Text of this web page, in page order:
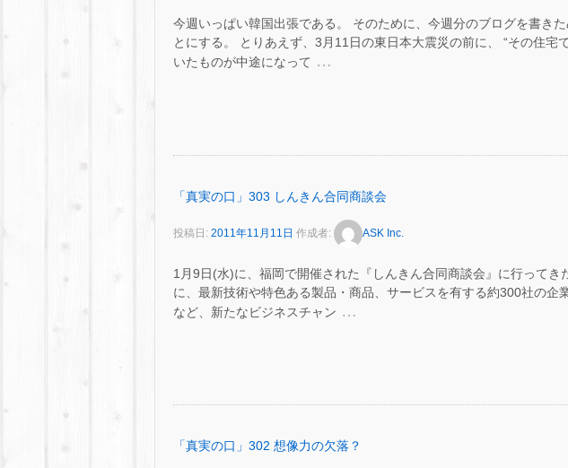
今週いっぱい韓国出張である。 そのために、今週分のブログを書き
とにする。 とりあえず、3月11日の東日本大震災の前に、 “その住宅
いたものが中途になって …
「真実の口」303 しんきん合同商談会
投稿日: 2011年11月11日 作成者: ASK Inc.
1月9日(水)に、福岡で開催された『しんきん合同商談会』に行ってき
に、最新技術や特色ある製品・商品、サービスを有する約300社の企
など、新たなビジネスチャン …
「真実の口」302 想像力の欠落？